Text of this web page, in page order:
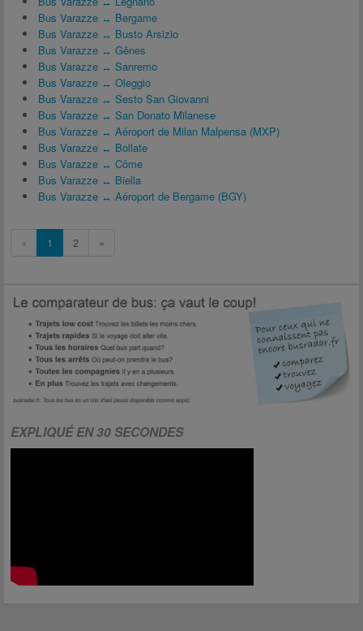
Bus Varazze ↔ Bergame
Bus Varazze ↔ Busto Arsizio
Bus Varazze ↔ Gênes
Bus Varazze ↔ Sanremo
Bus Varazze ↔ Oleggio
Bus Varazze ↔ Sesto San Giovanni
Bus Varazze ↔ San Donato Milanese
Bus Varazze ↔ Aéroport de Milan Malpensa (MXP)
Bus Varazze ↔ Bollate
Bus Varazze ↔ Côme
Bus Varazze ↔ Biella
Bus Varazze ↔ Aéroport de Bergame (BGY)
« 1 2 »
EXPLIQUÉ EN 30 SECONDES